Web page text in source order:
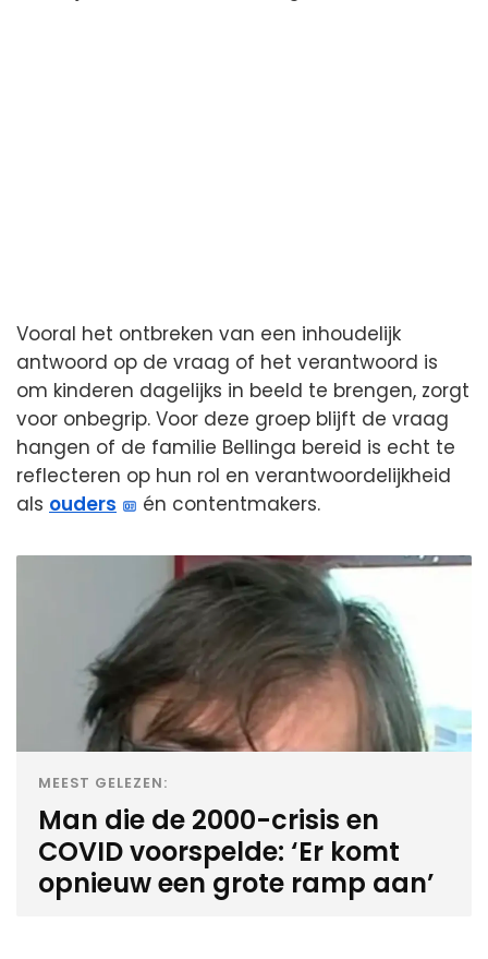
Vooral het ontbreken van een inhoudelijk
antwoord op de vraag of het verantwoord is
om kinderen dagelijks in beeld te brengen, zorgt
voor onbegrip. Voor deze groep blijft de vraag
hangen of de familie Bellinga bereid is echt te
reflecteren op hun rol en verantwoordelijkheid
als ouders én contentmakers.
MEEST GELEZEN:
Man die de 2000-crisis en
COVID voorspelde: ‘Er komt
opnieuw een grote ramp aan’